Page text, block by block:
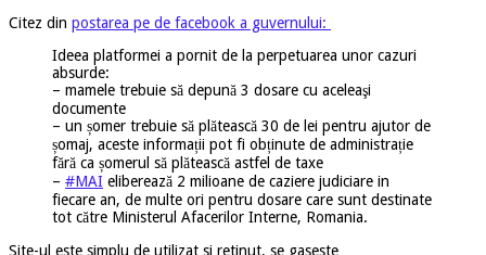
Citez din postarea pe de facebook a guvernului:
Ideea platformei a pornit de la perpetuarea unor cazuri
absurde:
– mamele trebuie să depună 3 dosare cu aceleaşi
documente
– un șomer trebuie să plătească 30 de lei pentru ajutor de
șomaj, aceste informații pot fi obținute de administrație
fără ca șomerul să plătească astfel de taxe
– #MAI eliberează 2 milioane de caziere judiciare in
fiecare an, de multe ori pentru dosare care sunt destinate
tot către Ministerul Afacerilor Interne, Romania.
Site-ul este simplu de utilizat si retinut, se gaseste